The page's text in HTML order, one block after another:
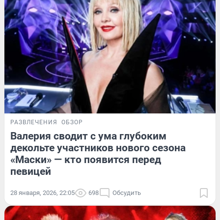
РАЗВЛЕЧЕНИЯ ОБЗОР
Валерия сводит с ума глубоким
декольте участников нового сезона
«Маски» — кто появится перед
певицей
28 января, 2026, 22:05 698 Обсудить